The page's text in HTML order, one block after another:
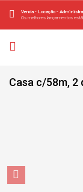
Venda - Locação -
Os melhores lançamentos